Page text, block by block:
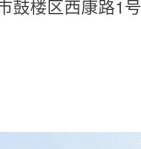
鼓楼区西康路1号